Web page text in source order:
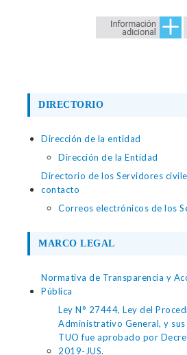
DIRECTORIO
Dirección de la entidad
Dirección de la Entidad
Directorio de los Servidores
contacto
Correos electrónicos de los
MARCO LEGAL
Normativa de Transparencia y
Pública
Ley N° 27444, Ley del
Administrativo General, y
TUO fue aprobado por
2019-JUS.